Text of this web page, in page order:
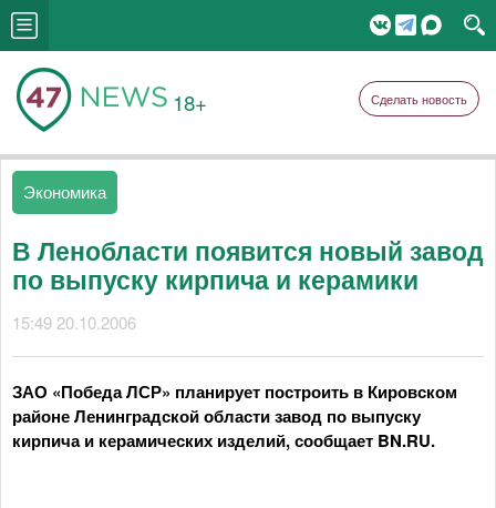
18+ Сделать новость
Экономика
В Ленобласти появится новый завод
по выпуску кирпича и керамики
15:49 20.10.2006
ЗАО «Победа ЛСР» планирует построить в Кировском
районе Ленинградской области завод по выпуску
кирпича и керамических изделий, сообщает BN.RU.